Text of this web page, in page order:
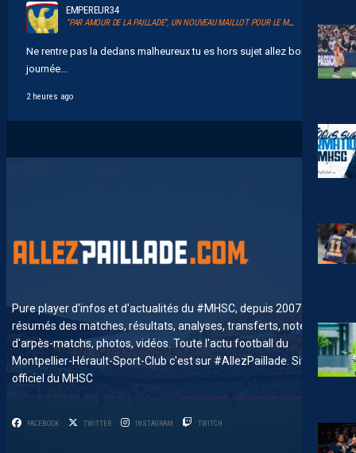
EMPEREUR34
“PAR AMOUR DE LA PAILLADE”, UN NOUVEAU MAILLOT POUR LE MHSC
Ne rentre pas la dedans malheureux tu es hors sujet allez bonne
journée...
2 heures ago
Pure player d'infos et d'actualités du #MHSC, depuis 2007. News,
résumés des matches, résultats, analyses, transferts, notes
d'arpès-matchs, photos, vidéos. Toute l'actu football du
Montpellier-Hérault-Sport-Club c'est sur #AllezPaillade. Site non-
officiel du MHSC
FACEBOOK TWITTER INSTAGRAM TWITCH